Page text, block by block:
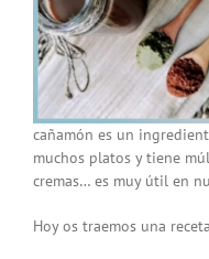
cañamón es un
muchos platos y tiene
cremas… es muy útil en
Hoy os traemos una